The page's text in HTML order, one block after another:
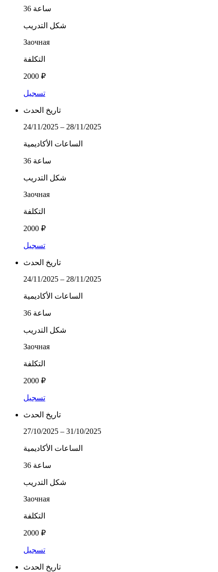
36 ساعة
شكل التدريب
Заочная
التكلفة
2000 ₽
تسجيل
تاريخ الحدث
24/11/2025 – 28/11/2025
الساعات الأكاديمية
36 ساعة
شكل التدريب
Заочная
التكلفة
2000 ₽
تسجيل
تاريخ الحدث
24/11/2025 – 28/11/2025
الساعات الأكاديمية
36 ساعة
شكل التدريب
Заочная
التكلفة
2000 ₽
تسجيل
تاريخ الحدث
27/10/2025 – 31/10/2025
الساعات الأكاديمية
36 ساعة
شكل التدريب
Заочная
التكلفة
2000 ₽
تسجيل
تاريخ الحدث